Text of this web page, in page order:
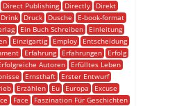
Direct Publishing Directly
Direkt
Drink Druck Dusche
E-book-format
Ein Buch Schreiben
Einleitung
Einzigartig Employ
Entscheidung
Erfahrung Erfahrungen
Erfolg
Autoren
Erfülltes Leben
Ernsthaft
Erster Entwurf
Erzählen Eu Europa
Excuse
Face
Faszination Für Geschichten